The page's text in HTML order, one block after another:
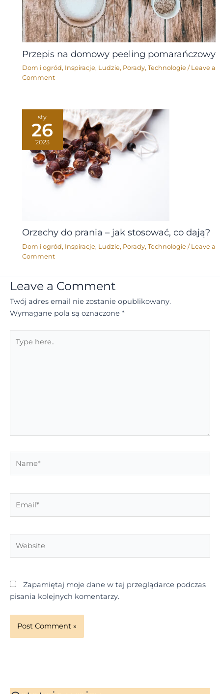
Przepis na domowy peeling pomarańczowy
Dom i ogród, Inspiracje, Ludzie, Porady, Technologie / Leave a
Comment
sty
26
2023
Orzechy do prania – jak stosować, co dają?
Dom i ogród, Inspiracje, Ludzie, Porady, Technologie / Leave a
Comment
Leave a Comment
Twój adres email nie zostanie opublikowany.
Wymagane pola są oznaczone *
here..
Zapamiętaj moje dane w tej przeglądarce podczas
pisania kolejnych komentarzy.